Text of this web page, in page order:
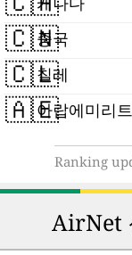
🇨🇳
중국
🇨🇱
칠레
🇦🇪아랍에미리트
Ranking
AirNet